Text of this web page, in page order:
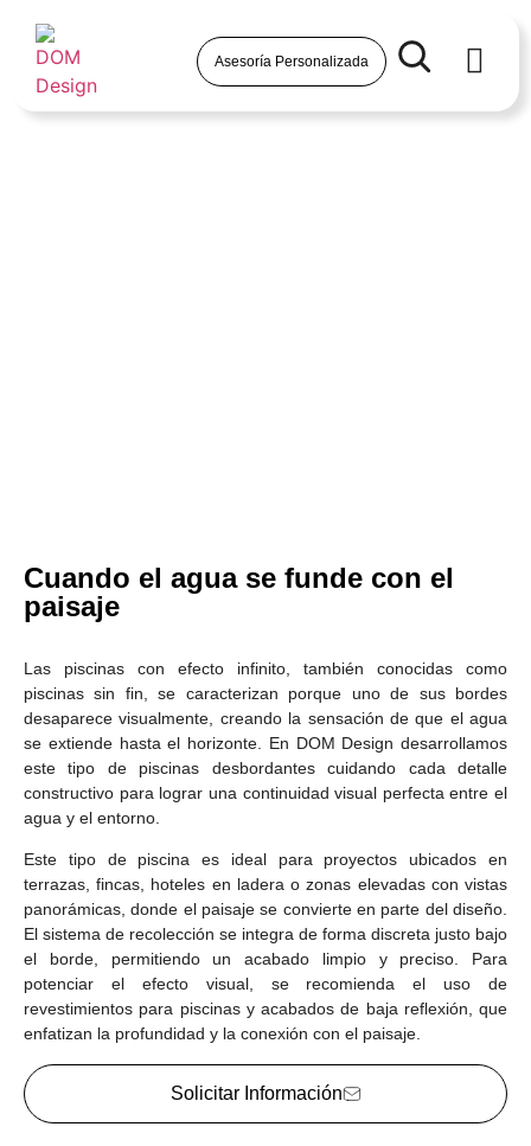
Asesoría Personalizada
Cuando el agua se funde con el
paisaje
Las piscinas con efecto infinito, también conocidas como
piscinas sin fin, se caracterizan porque uno de sus bordes
desaparece visualmente, creando la sensación de que el agua
se extiende hasta el horizonte. En DOM Design desarrollamos
este tipo de piscinas desbordantes cuidando cada detalle
constructivo para lograr una continuidad visual perfecta entre el
agua y el entorno.
Este tipo de piscina es ideal para proyectos ubicados en
terrazas, fincas, hoteles en ladera o zonas elevadas con vistas
panorámicas, donde el paisaje se convierte en parte del diseño.
El sistema de recolección se integra de forma discreta justo bajo
el borde, permitiendo un acabado limpio y preciso. Para
potenciar el efecto visual, se recomienda el uso de
revestimientos para piscinas y acabados de baja reflexión, que
enfatizan la profundidad y la conexión con el paisaje.
Solicitar Información